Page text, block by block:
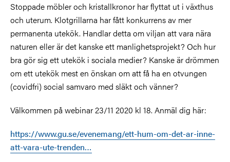
Stoppade möbler och kristallkronor har flyttat ut i växthus
och uterum. Klotgrillarna har fått konkurrens av mer
permanenta utekök. Handlar detta om viljan att vara nära
naturen eller är det kanske ett manlighetsprojekt? Och hur
bra gör sig ett utekök i sociala medier? Kanske är drömmen
om ett utekök mest en önskan om att få ha en otvungen
(covidfri) social samvaro med släkt och vänner?
Välkommen på webinar 23/11 2020 kl 18. Anmäl dig här:
https://www.gu.se/evenemang/ett-hum-om-det-ar-inne-
att-vara-ute-trenden…